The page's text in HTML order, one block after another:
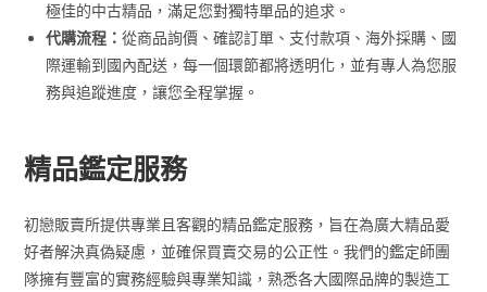
極佳的中古精品，滿足您對獨特單品的追求。
代購流程：從商品詢價、確認訂單、支付款項、海外採購、國
際運輸到國內配送，每一個環節都將透明化，並有專人為您服
務與追蹤進度，讓您全程掌握。
精品鑑定服務
初戀販賣所提供專業且客觀的精品鑑定服務，旨在為廣大精品愛
好者解決真偽疑慮，並確保買賣交易的公正性。我們的鑑定師團
隊擁有豐富的實務經驗與專業知識，熟悉各大國際品牌的製造工